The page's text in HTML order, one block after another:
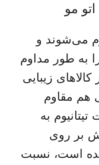
می‌شوند و
به طور مداوم
زیبایی
هم مقاوم
به
بر روی
است، نسبت